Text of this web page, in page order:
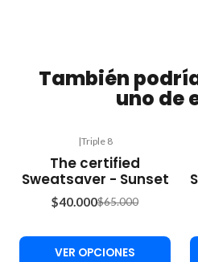
También
uno de
|Triple 8
The certified
Sweatsaver - Sunset
$40.000$65.000
VER OPCIONES